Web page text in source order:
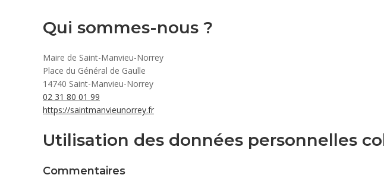
Qui sommes-nous ?
Maire de Saint-Manvieu-Norrey
Place du Général de Gaulle
14740 Saint-Manvieu-Norrey
02 31 80 01 99
https://saintmanvieunorrey.fr
Utilisation des données personnelles
Commentaires